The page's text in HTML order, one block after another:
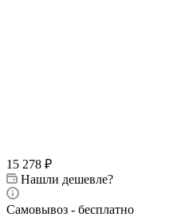
15 278 ₽
Нашли дешевле?
Самовывоз - бесплатно